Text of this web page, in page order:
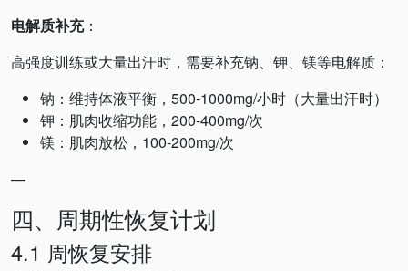
电解质补充：
高强度训练或大量出汗时，需要补充钠、钾、镁等电解质：
钠：维持体液平衡，500-1000mg/小时（大量出汗时）
钾：肌肉收缩功能，200-400mg/次
镁：肌肉放松，100-200mg/次
—
四、周期性恢复计划
4.1 周恢复安排